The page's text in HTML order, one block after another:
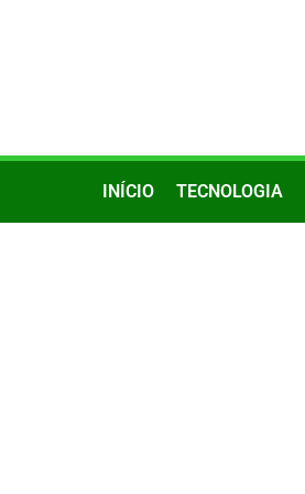
INÍCIO TECNOLOGIA